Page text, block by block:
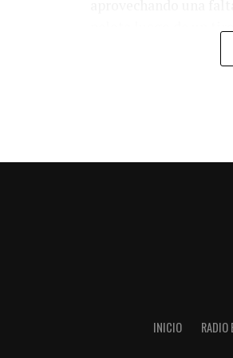
pelota luego de un
INICIO RADIO